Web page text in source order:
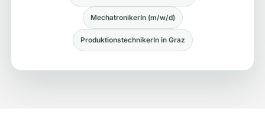
MechatronikerIn (m/w/d)
ProduktionstechnikerIn in Graz